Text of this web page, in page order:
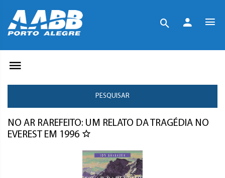
PESQUISAR
NO AR RAREFEITO: UM RELATO DA TRAGÉDIA NO
EVEREST EM 1996